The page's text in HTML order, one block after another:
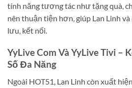
tính năng tương tác như tặng quà,
nên thuận tiện hơn, giúp Lan Linh
lưu, kết nối.
YyLive Com Và YyLive Tivi –
Số Đa Năng
Ngoài HOT51, Lan Linh còn xuất